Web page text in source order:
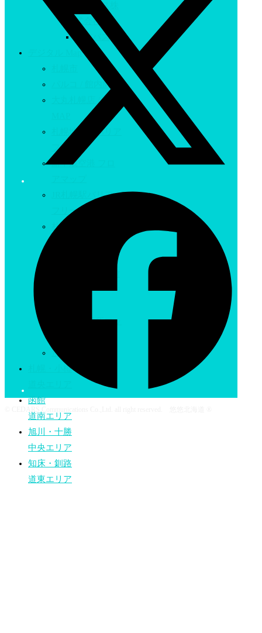
網走バス株
式会社
函館バス
デジタル Map
パルコ / 館内MAP
大丸札幌店 / 館内
札幌地下街バリア
フリー
新千歳空港 フロ
JR札幌駅バリア
フリー
札幌駅周辺郊外行
津別町避難所マッ
別海町
札幌・小樽
函館
道南エリア
旭川・十勝
中央エリア
知床・釧路
道東エリア